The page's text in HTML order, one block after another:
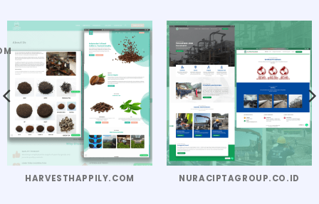
HARVESTHAPPILY.COM NURACIPTAGROUP.CO.ID